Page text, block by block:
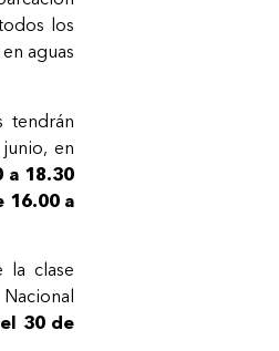
los
aguas
tendrán
en
a 18.30
16.00 a
la clase
30 de